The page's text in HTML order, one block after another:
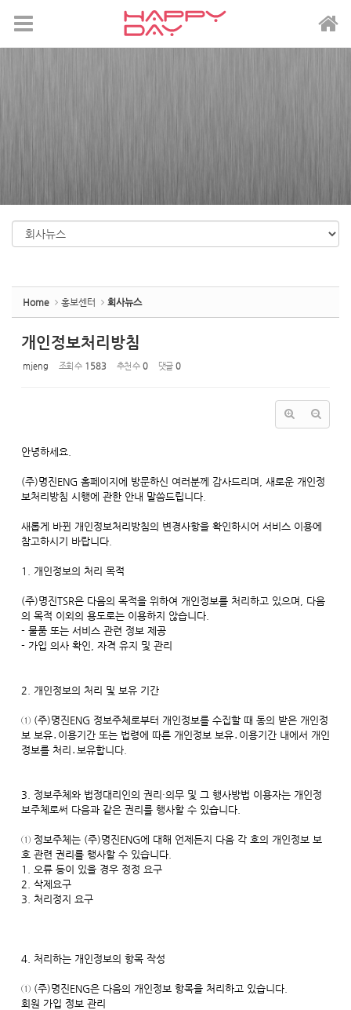
메뉴 건너뛰기
Home 홍보센터 회사뉴스
개인정보처리방침
mjeng 조회 수 1583 추천 수 0 댓글 0
안녕하세요.
(주)명진ENG 홈페이지에 방문하신 여러분께 감사드리며, 새로운 개인정
보처리방침 시행에 관한 안내 말씀드립니다.
새롭게 바뀐 개인정보처리방침의 변경사항을 확인하시어 서비스 이용에
참고하시기 바랍니다.
1. 개인정보의 처리 목적
(주)명진TSR은 다음의 목적을 위하여 개인정보를 처리하고 있으며, 다음
의 목적 이외의 용도로는 이용하지 않습니다.
- 물품 또는 서비스 관련 정보 제공
- 가입 의사 확인, 자격 유지 및 관리
2. 개인정보의 처리 및 보유 기간
① (주)명진ENG 정보주체로부터 개인정보를 수집할 때 동의 받은 개인정
보 보유․이용기간 또는 법령에 따른 개인정보 보유․이용기간 내에서 개인
정보를 처리․보유합니다.
3. 정보주체와 법정대리인의 권리·의무 및 그 행사방법 이용자는 개인정
보주체로써 다음과 같은 권리를 행사할 수 있습니다.
① 정보주체는 (주)명진ENG에 대해 언제든지 다음 각 호의 개인정보 보
호 관련 권리를 행사할 수 있습니다.
1. 오류 등이 있을 경우 정정 요구
2. 삭제요구
3. 처리정지 요구
4. 처리하는 개인정보의 항목 작성
① (주)명진ENG은 다음의 개인정보 항목을 처리하고 있습니다.
회원 가입 정보 관리